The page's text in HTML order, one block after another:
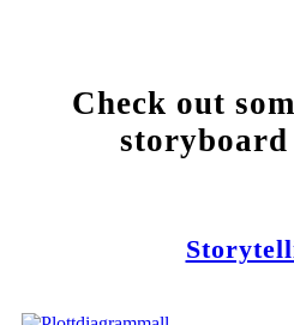
Check out
storyboard